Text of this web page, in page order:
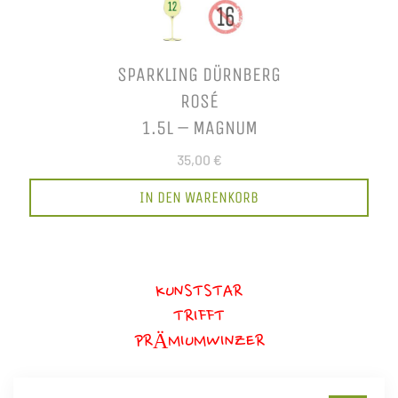
SPARKLING DÜRNBERG
ROSÉ
1.5L – MAGNUM
35,00 €
IN DEN WARENKORB
KUNSTSTAR
TRIFFT
PRÄMIUMWINZER